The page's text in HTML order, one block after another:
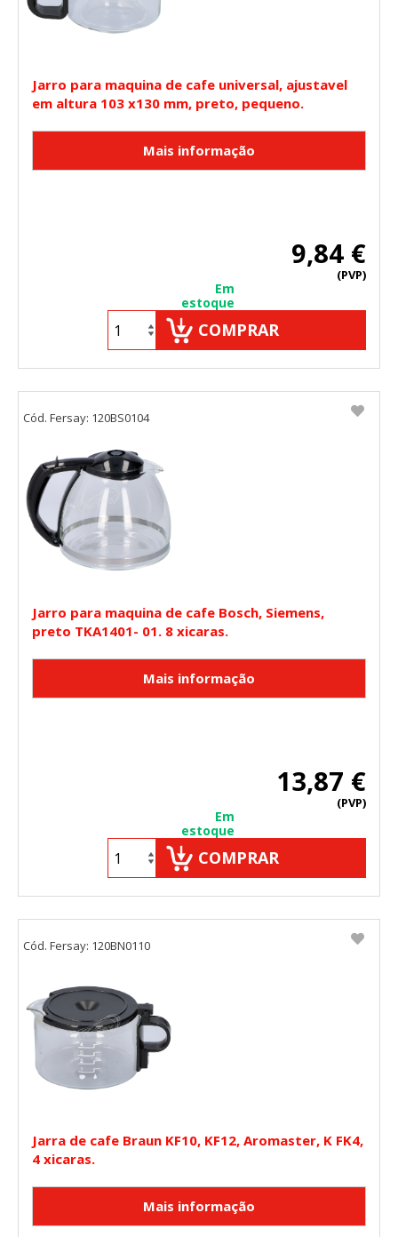
Jarro para maquina de cafe universal, ajustavel
em altura 103 x130 mm, preto, pequeno.
9,84 €
(PVP)
Em
estoque
COMPRAR
Jarro para maquina de cafe Bosch, Siemens,
preto TKA1401- 01. 8 xicaras.
13,87 €
(PVP)
Em
estoque
COMPRAR
Cód. Fersay: 120BS0104
Jarra de cafe Braun KF10, KF12, Aromaster, K FK4,
4 xicaras.
Cód. Fersay: 120BN0110